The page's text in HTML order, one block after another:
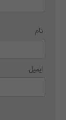
نام
ایمیل